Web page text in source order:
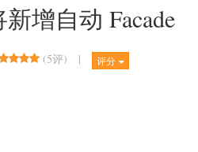
增自动 Facade
(5评) | 评分